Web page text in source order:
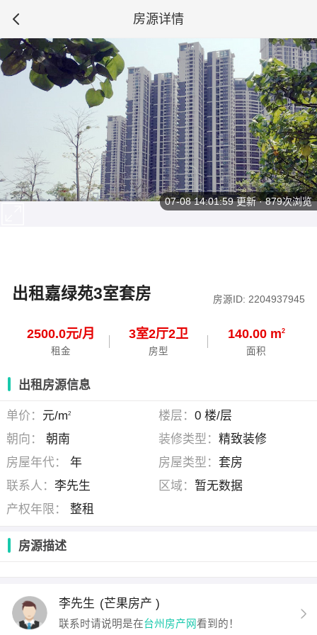
房源详情
出租嘉绿苑3室套房 房源ID: 2204937945
2500.0元/月
租金
3室2厅2卫
房型
140.00 m2
面积
07-08 14:01:59更新 · 879次浏览
出租房源信息
单价： 元/m2 楼层： 0 楼/层
朝向：
朝南 装修类型： 精致装修
房屋年代：
年 房屋类型： 套房
联系人：李先生 区域： 暂无数据
产权年限：
整租
房源描述
李先生 (芒果房产 )
联系时请说明是在台州房产网看到的！